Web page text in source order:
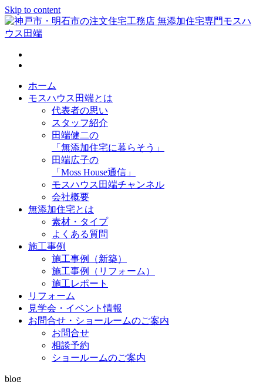
Skip to content
神戸市・明石市の注文住宅工務店 無添加住宅専門モスハウス
田端
ホーム
モスハウス田端とは
代表者の思い
スタッフ紹介
田端健二の
「無添加住宅に暮らそう」
田端広子の
「Moss House通信」
モスハウス田端チャンネル
会社概要
無添加住宅とは
素材・タイプ
よくある質問
施工事例
施工事例（新築）
施工事例（リフォーム）
施工レポート
リフォーム
見学会・イベント情報
お問合せ・ショールームのご案内
お問合せ
相談予約
ショールームのご案内
blog